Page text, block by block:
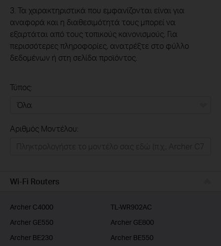
3. Τα χαρακτηριστικά που εμφανίζονται είναι για
αναφορά και η διαθεσιμότητά τους μπορεί να
εξαρτάται από τους τοπικούς κανονισμούς. Για
περισσότερες πληροφορίες, ανατρέξτε στο φύλλο
δεδομένων ή στη σελίδα προϊόντος.
Τύπος:
Επιχειρησεις
Αριθμός Μοντέλου:
Wi-Fi Routers
Archer C4000
TL-WR902AC
Archer GE550
Archer GE800
Archer BE230
Archer BE550